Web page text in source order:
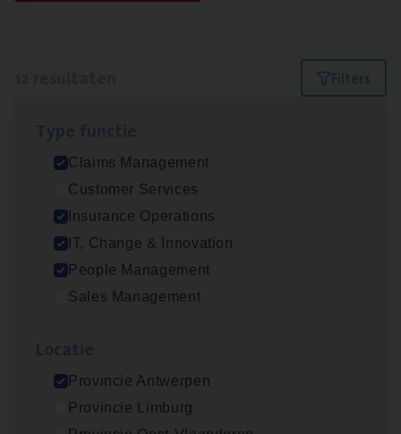
Filters
Claims Management
Customer Services
Insurance Operations
IT, Change & Innovation
People Management
Sales Management
Provincie Antwerpen
Provincie Limburg
Test Ana­lyst
IT, Change & Innovation
Antwerpen
Scha­de Expert Fleet